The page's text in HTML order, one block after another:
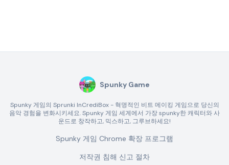
Spunky Game
Spunky 게임의 Sprunki InCrediBox - 혁명적인 비트 메이킹 게임으로 당신의
음악 경험을 변화시키세요. Spunky 게임 세계에서 가장 spunky한 캐릭터와 사
운드로 창작하고, 믹스하고, 그루브하세요!
Spunky 게임 Chrome 확장 프로그램
저작권 침해 신고 절차